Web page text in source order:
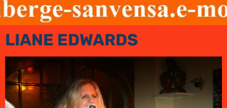
LIANE EDWARDS